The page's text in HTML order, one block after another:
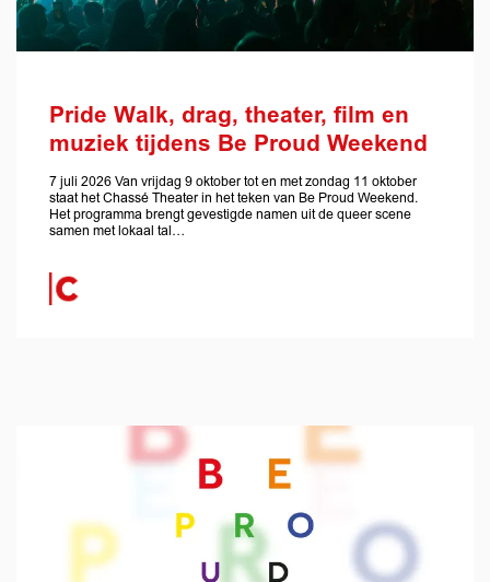
Pride Walk, drag, theater, film en
muziek tijdens Be Proud Weekend
7 juli 2026 Van vrijdag 9 oktober tot en met zondag 11 oktober
staat het Chassé Theater in het teken van Be Proud Weekend.
Het programma brengt gevestigde namen uit de queer scene
samen met lokaal tal…